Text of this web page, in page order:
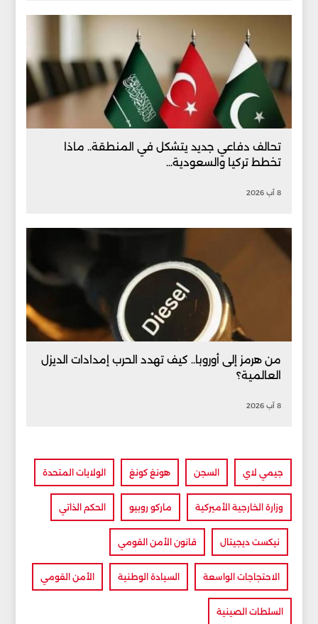
تحالف دفاعي جديد يتشكل في المنطقة.. ماذا
تخطط تركيا والسعودية...
8 آب 2026
من هرمز إلى أوروبا.. كيف تهدد الحرب إمدادات الديزل
العالمية؟
8 آب 2026
جيمي لاي السجن هونغ كونغ الولايات المتحدة
وزارة الخارجية الأميركية ماركو روبيو الحكم الذاتي
نيكست ديجيتال قانون الأمن القومي
الاحتجاجات الواسعة السيادة الوطنية الأمن القومي
السلطات الصينية